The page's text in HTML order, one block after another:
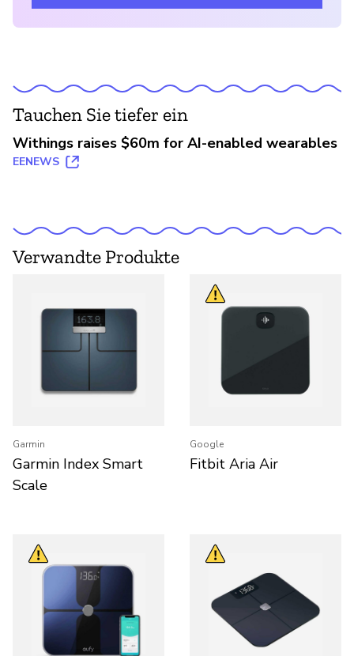
Tauchen Sie tiefer ein
Withings raises $60m for AI-enabled wearables
EENEWS
Verwandte Produkte
Garmin
Garmin Index Smart
Scale
Google
Fitbit Aria Air